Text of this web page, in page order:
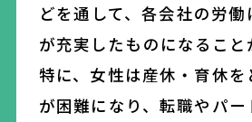
どを通して、各会社の労
が充実したものになること
特に、女性は産休・育休
が困難になり、転職やパ